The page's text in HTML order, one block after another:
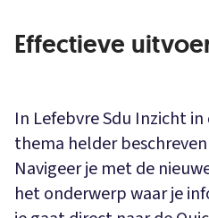
Effectieve
In Lefebvre Sdu Inzicht in
thema helder
Navigeer je met de
het onderwerp waar je